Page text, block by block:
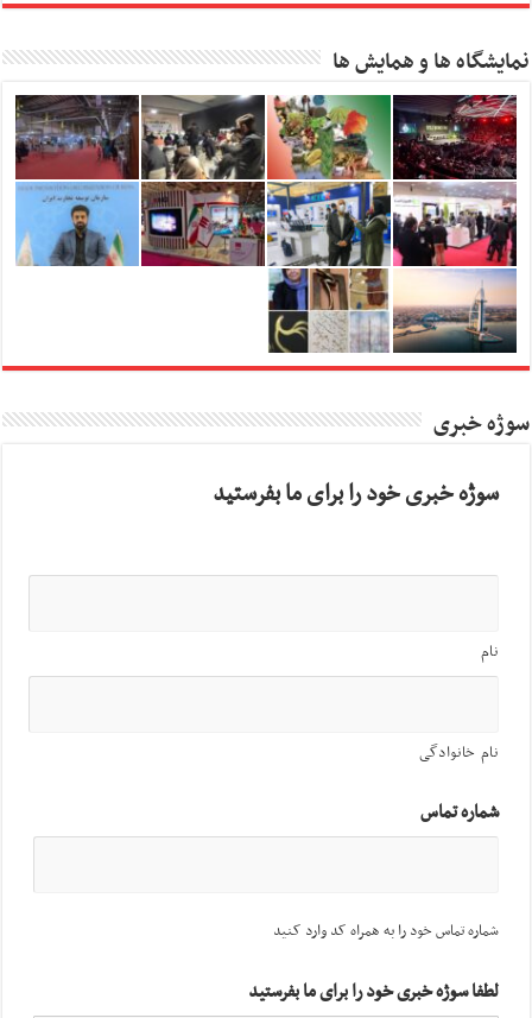
نمایشگاه ها و همایش ها
سوژه خبری
سوژه خبری خود را برای ما بفرستید
نام
نام خانوادگی
شماره تماس
شماره تماس خود را به همراه کد وارد کنید
لطفا سوژه خبری خود را برای ما بفرستید